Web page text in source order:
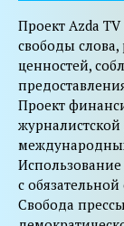
Проект Azda
свободы
ценностей,
Проект
с
Свобода